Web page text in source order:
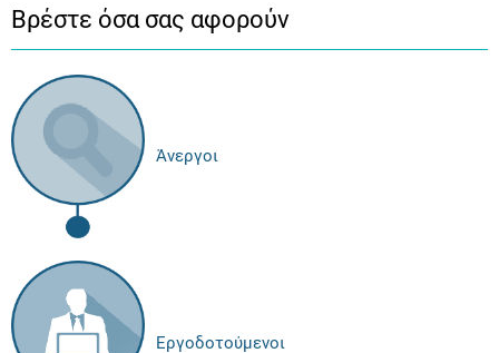
Βρέστε όσα σας αφορούν
Άνεργοι
Εργοδοτούμενοι